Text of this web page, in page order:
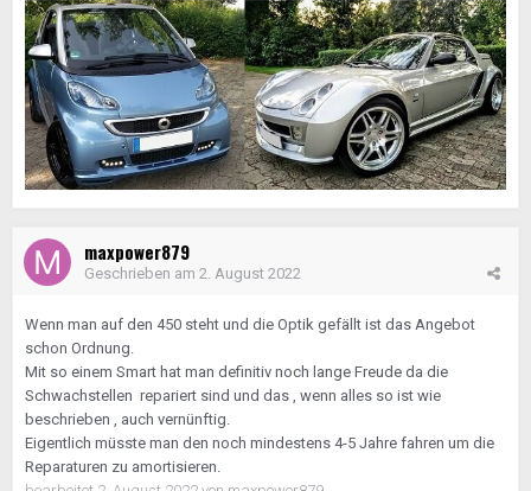
maxpower879
Geschrieben am 2. August 2022
Wenn man auf den 450 steht und die Optik gefällt ist das Angebot
schon Ordnung.
Mit so einem Smart hat man definitiv noch lange Freude da die
Schwachstellen repariert sind und das , wenn alles so ist wie
beschrieben , auch vernünftig.
Eigentlich müsste man den noch mindestens 4-5 Jahre fahren um die
Reparaturen zu amortisieren.